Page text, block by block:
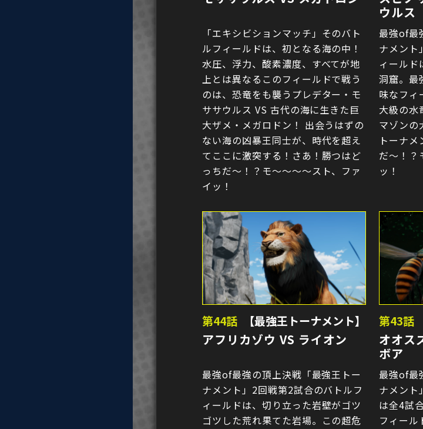
「エキシビションマッチ」そのバト
ルフィールドは、初となる海の中！
水圧、浮力、酸素濃度、すべてが地
上とは異なるこのフィールドで戦う
のは、恐竜をも襲うプレデター・モ
ササウルス VS 古代の海に生きた巨
大ザメ・メガロドン！ 出会うはずの
ない海の凶暴王同士が、時代を超え
てここに激突する！さあ！勝つはど
っちだ〜！？モ〜〜〜〜スト、ファ
イッ！
ウルス
最強of最
ナメント
ィールド
洞窟。最
味なフィ
大級の水
マゾンの
トーナ
だ〜！？
ッ！
第44話 【最強王トーナメント】
アフリカゾウ VS ライオン
最強of最強の頂上決戦「最強王トー
ナメント」2回戦第2試合のバトルフ
ィールドは、切り立った岩壁がゴツ
ゴツした荒れ果てた岩場。この超危
第43話
オオス
ボア
最強of最
ナメント
は全4試
フィール